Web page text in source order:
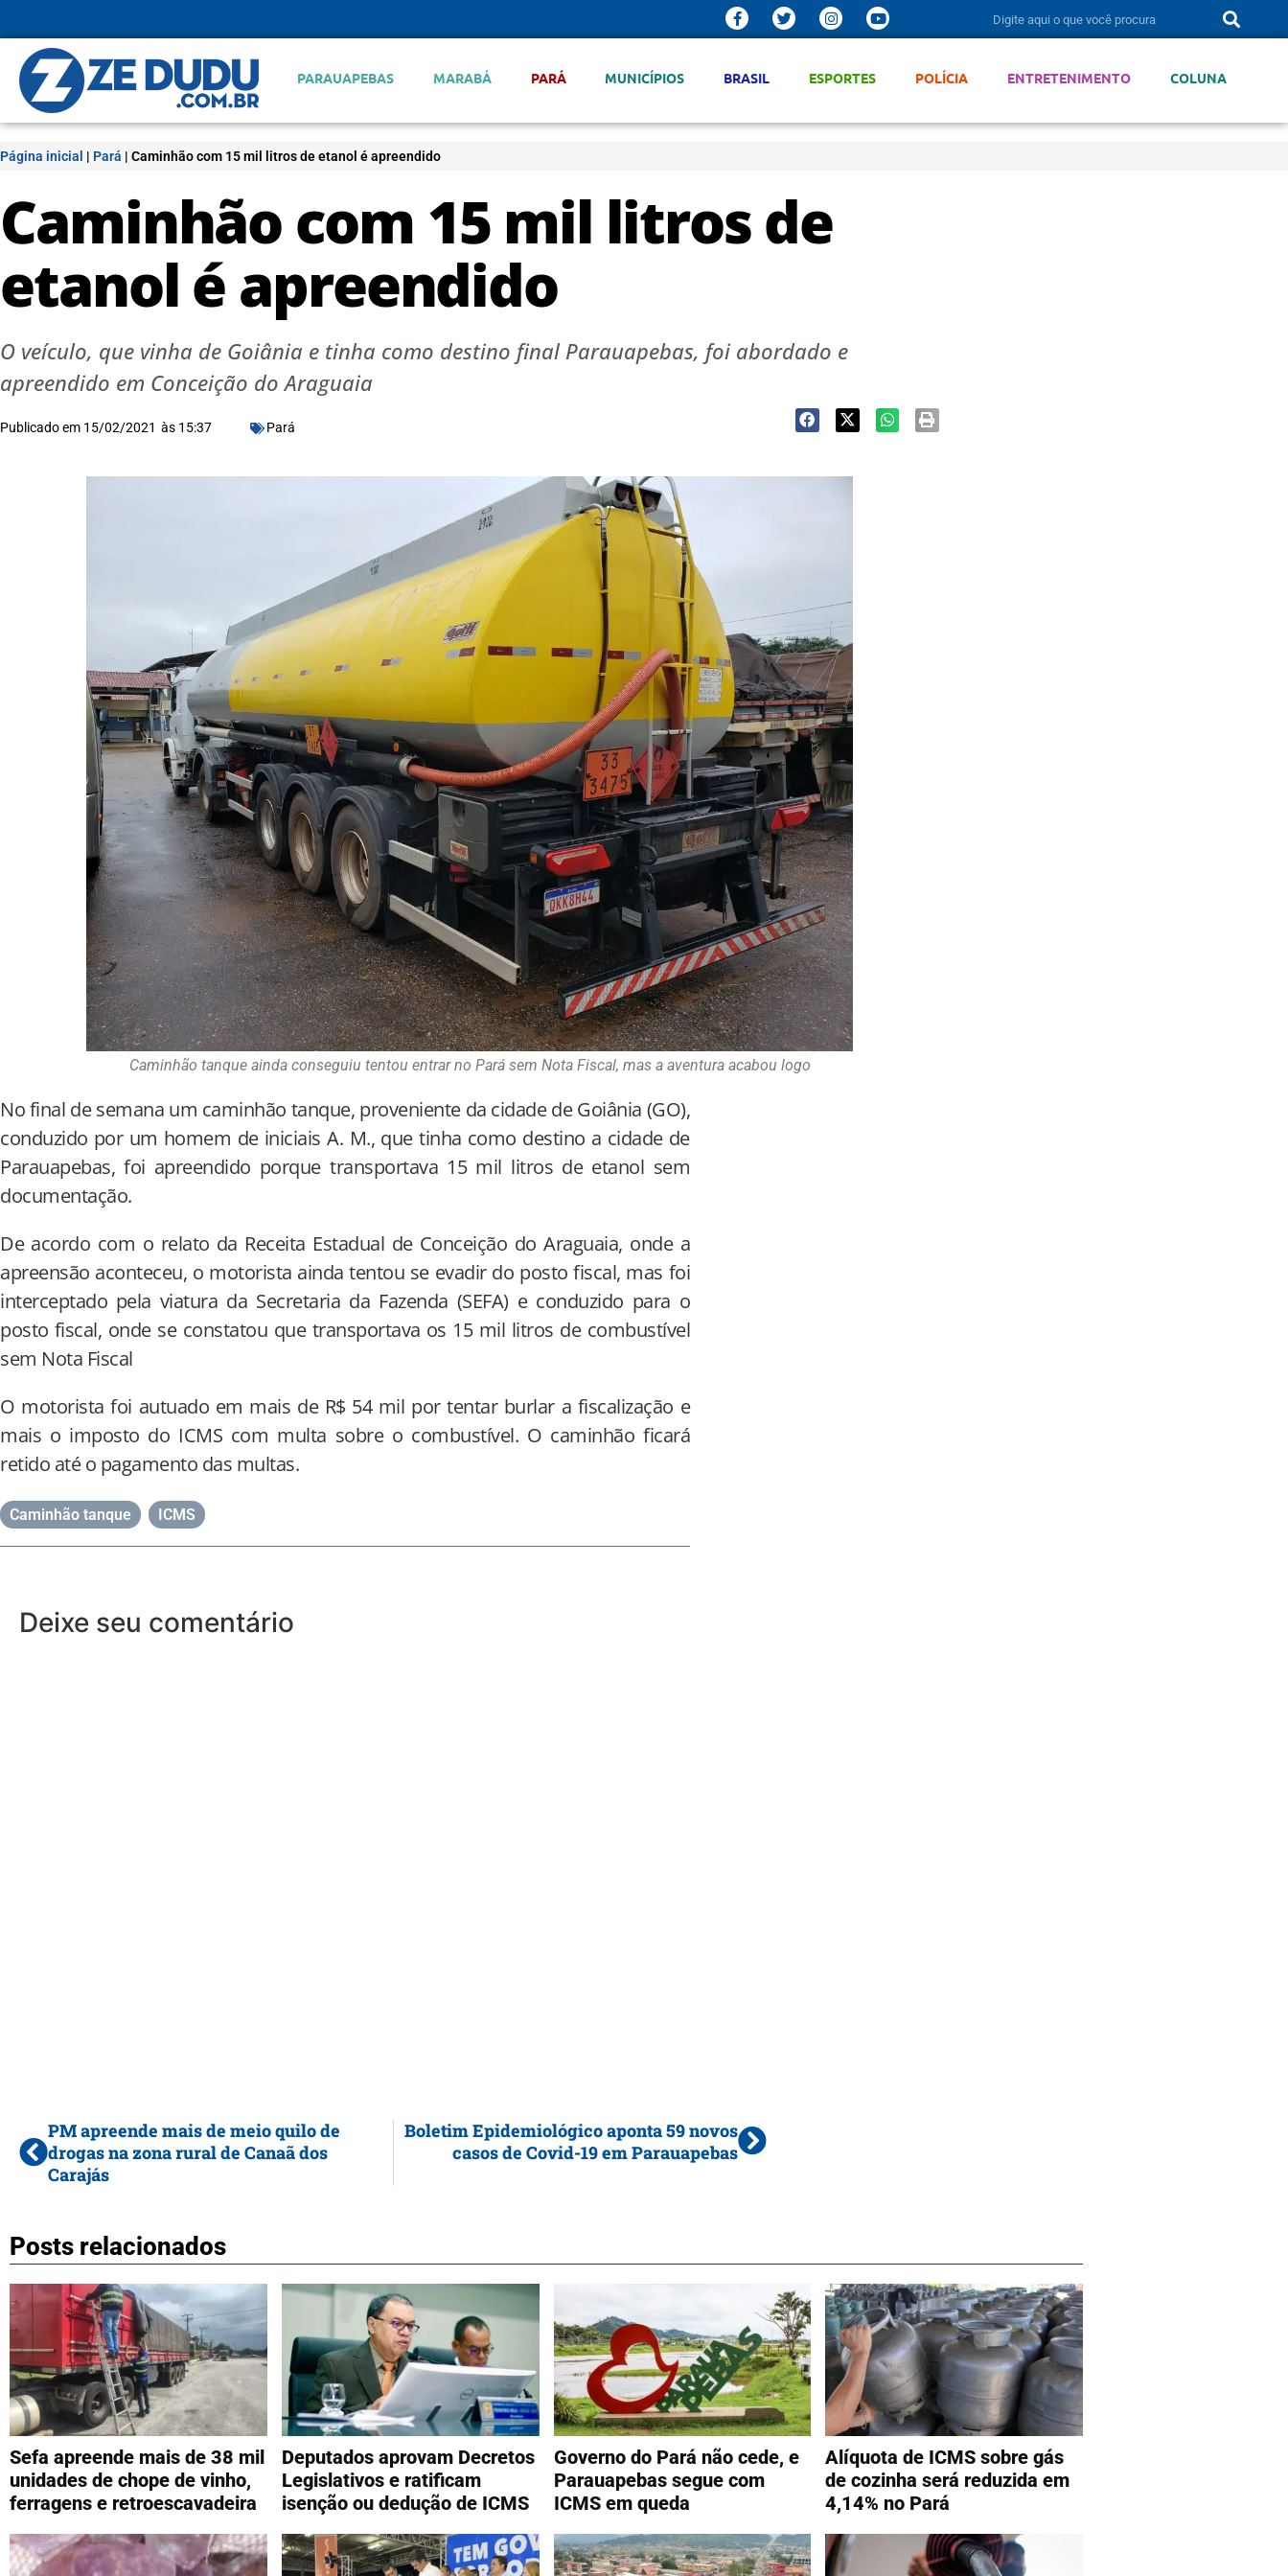
PARAUAPEBAS MARABÁ PARÁ MUNICÍPIOS BRASIL ESPORTES POLÍCIA ENTRETENIMENTO COLUNA
Página inicial | Pará | Caminhão com 15 mil litros de etanol é apreendido
Caminhão com 15 mil litros de
etanol é apreendido
O veículo, que vinha de Goiânia e tinha como destino final Parauapebas, foi abordado e
apreendido em Conceição do Araguaia
Publicado em 15/02/2021 às 15:37 Pará
Caminhão tanque ainda conseguiu tentou entrar no Pará sem Nota Fiscal, mas a aventura acabou logo
No final de semana um caminhão tanque, proveniente da cidade de Goiânia (GO),
conduzido por um homem de iniciais A. M., que tinha como destino a cidade de
Parauapebas, foi apreendido porque transportava 15 mil litros de etanol sem
documentação.
De acordo com o relato da Receita Estadual de Conceição do Araguaia, onde a
apreensão aconteceu, o motorista ainda tentou se evadir do posto fiscal, mas foi
interceptado pela viatura da Secretaria da Fazenda (SEFA) e conduzido para o
posto fiscal, onde se constatou que transportava os 15 mil litros de combustível
sem Nota Fiscal
O motorista foi autuado em mais de R$ 54 mil por tentar burlar a fiscalização e
mais o imposto do ICMS com multa sobre o combustível. O caminhão ficará
retido até o pagamento das multas.
Caminhão tanque ICMS
Deixe seu comentário
PM apreende mais de meio quilo de
drogas na zona rural de Canaã dos
Carajás
Boletim Epidemiológico aponta 59 novos
casos de Covid-19 em Parauapebas
Posts relacionados
Sefa apreende mais de 38 mil
unidades de chope de vinho,
ferragens e retroescavadeira
Deputados aprovam Decretos
Legislativos e ratificam
isenção ou dedução de ICMS
Governo do Pará não cede, e
Parauapebas segue com
ICMS em queda
Alíquota de ICMS sobre gás
de cozinha será reduzida em
4,14% no Pará